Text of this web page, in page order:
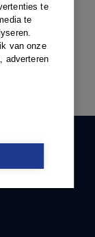
te
te
van onze
adverteren